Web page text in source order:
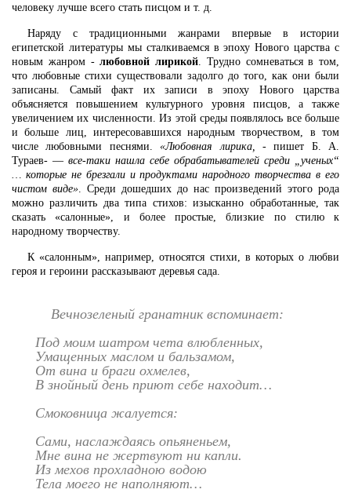
человеку лучше всего стать писцом и т. д.
Наряду с традиционными жанрами впервые в истории
египетской литературы мы сталкиваемся в эпоху Нового царства с
новым жанром -любовной лирикой . Трудно сомневаться в том,
что любовные стихи существовали задолго до того, как они были
записаны. Самый факт их записи в эпоху Нового царства
объясняется повышением культурного уровня писцов, а также
увеличением их численности. Из этой среды появлялось все больше
и больше лиц, интересовавшихся народным творчеством, в том
числе любовными песнями.«Любовная лирика,
- пишет Б. А.
Тураев- — все-таки нашла себе обрабатывателей среди „ученых“
… которые не брезгали и продуктами народного творчества в его
чистом виде» . Среди дошедших до нас произведений этого рода
можно различить два типа стихов: изысканно обработанные, так
сказать «салонные», и более простые, близкие по стилю к
народному творчеству.
К «салонным», например, относятся стихи, в которых о любви
героя и героини рассказывают деревья сада.
Вечнозеленый гранатник вспоминает:
Под моим шатром чета влюбленных,
Умащенных маслом и бальзамом,
От вина и браги охмелев,
В знойный день приют себе находит…
Смоковница жалуется:
Сами, наслаждаясь опьяненьем,
Мне вина не жертвуют ни капли.
Из мехов прохладною водою
Тела моего не наполняют…